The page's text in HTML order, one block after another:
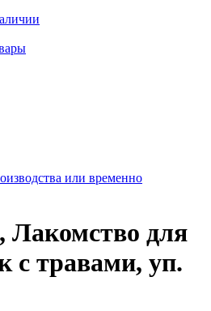
или временно
Лакомство для
с травами, уп.